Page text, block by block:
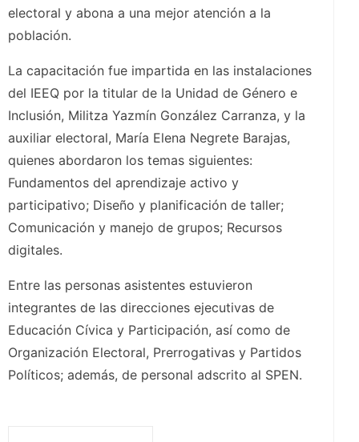
electoral y abona a una mejor atención a la
población.
La capacitación fue impartida en las instalaciones
del IEEQ por la titular de la Unidad de Género e
Inclusión, Militza Yazmín González Carranza, y la
auxiliar electoral, María Elena Negrete Barajas,
quienes abordaron los temas siguientes:
Fundamentos del aprendizaje activo y
participativo; Diseño y planificación de taller;
Comunicación y manejo de grupos; Recursos
digitales.
Entre las personas asistentes estuvieron
integrantes de las direcciones ejecutivas de
Educación Cívica y Participación, así como de
Organización Electoral, Prerrogativas y Partidos
Políticos; además, de personal adscrito al SPEN.